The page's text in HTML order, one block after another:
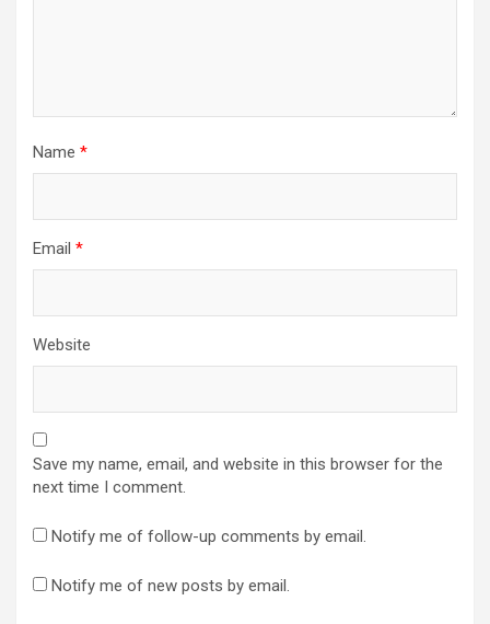
Name *
Email *
Website
Save my name, email, and website in this browser for the
next time I comment.
Notify me of follow-up comments by email.
Notify me of new posts by email.